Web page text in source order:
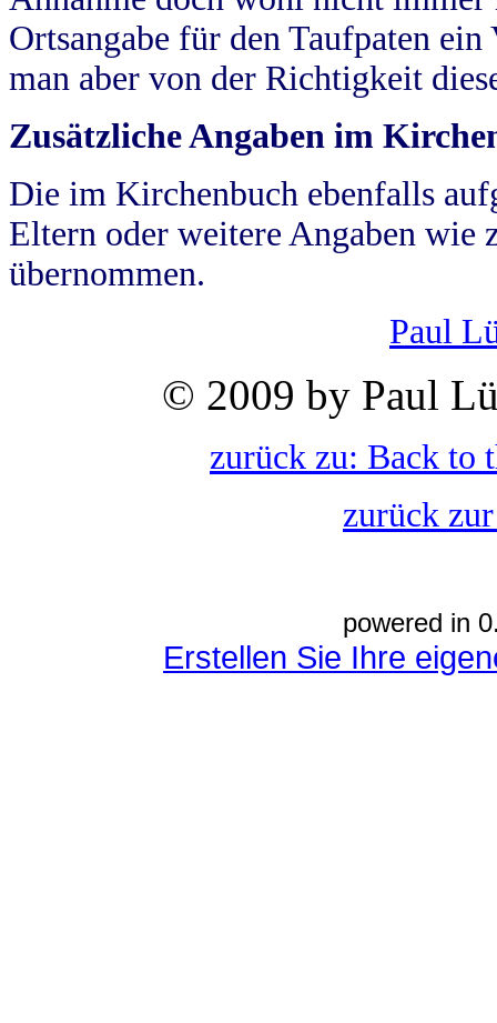
Ortsangabe für den Taufpaten
man aber von der Richtigkeit
Zusätzliche Angaben im
Die im Kirchenbuch ebenfalls
Eltern oder weitere Angaben wie
übernommen.
Paul
© 2009 by Paul
zurück zu: Back to
zurück
powered in
Erstellen Sie Ihre